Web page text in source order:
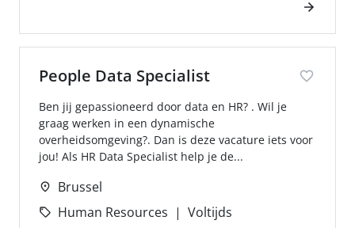
People Data Specialist
Ben jij gepassioneerd door data en HR? . Wil je
graag werken in een dynamische
overheidsomgeving?. Dan is deze vacature iets voor
jou! Als HR Data Specialist help je de...
Brussel
Human Resources
Voltijds